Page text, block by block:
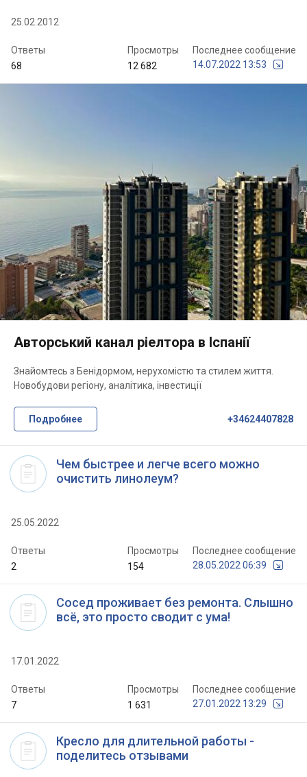
25.02.2012
Ответы
68
Просмотры
12 682
Последнее сообщение
14.07.2022 13:53
Чем быстрее и легче всего можно
очистить линолеум?
25.05.2022
Ответы
2
Просмотры
154
Последнее сообщение
28.05.2022 06:39
Сосед проживает без ремонта. Слышно
всё, это просто сводит с ума!
17.01.2022
Ответы
7
Просмотры
1 631
Последнее сообщение
27.01.2022 13:29
Кресло для длительной работы -
поделитесь отзывами
Авторський канал ріелтора в Іспанії
Знайомтесь з Бенідормом, нерухомістю та стилем життя.
Новобудови регіону, аналітика, інвестиції
Подробнее +34624407828